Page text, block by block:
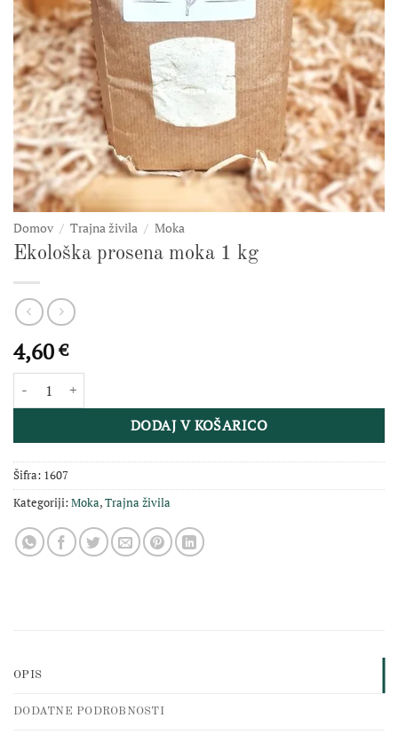
Domov / Trajna živila / Moka
Ekološka prosena moka 1 kg
4,60€
DODAJ V KOŠARICO
Šifra: 1607
Kategoriji:Moka,Trajna živila
OPIS
DODATNE PODROBNOSTI